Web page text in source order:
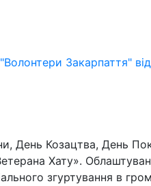
Закарпаття"
День Козацтва, День
Хату».
згуртування в